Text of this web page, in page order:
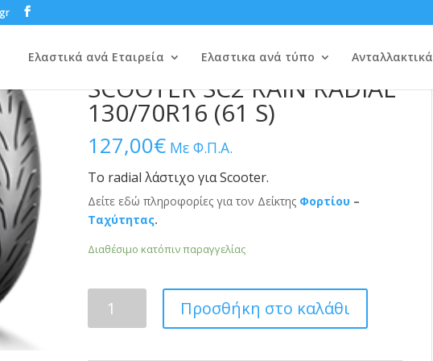
Ελαστικά ανά Εταιρεία Ελαστικα ανά τύπο Ανταλλακτικά
/ SCOOTER
BRIDGESTONE BATTLAX
SCOOTER SC2 RAIN RADIAL
130/70R16 (61 S)
127,00€ Με Φ.Π.Α.
Το radial λάστιχο για Scooter.
Δείτε εδώ πληροφορίες για τον Δείκτης Φορτίου –
Ταχύτητας.
Διαθέσιμο κατόπιν παραγγελίας
BATTLAX
Προσθήκη στο καλάθι